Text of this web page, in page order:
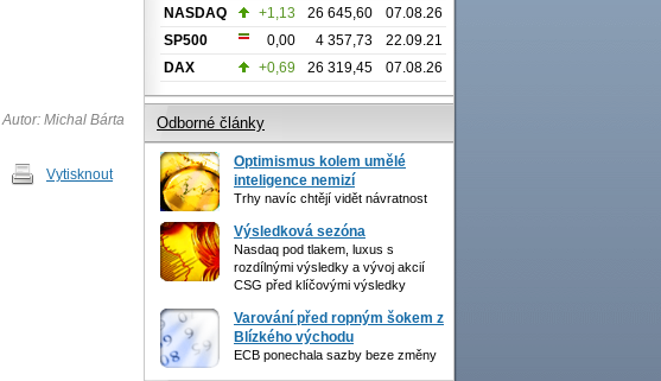
Autor: Michal Bárta
Vytisknout
NASDAQ
+1,13 26 645,60
07.08.26
SP500
0,00 4 357,73
22.09.21
DAX
+0,69 26 319,45 07.08.26
Odborné články
Optimismus kolem umělé
inteligence nemizí
Trhy navíc chtějí vidět návratnost
Výsledková sezóna
Nasdaq pod tlakem, luxus s
rozdílnými výsledky a vývoj akcií
CSG před klíčovými výsledky
Varování před ropným šokem z
Blízkého východu
ECB ponechala sazby beze změny